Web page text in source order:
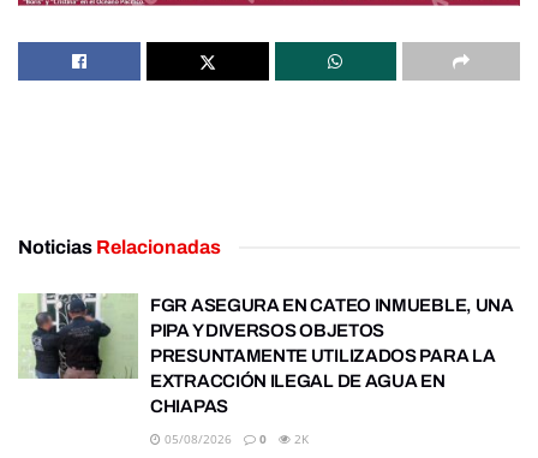
Noticias Relacionadas
FGR ASEGURA EN CATEO INMUEBLE, UNA
PIPA Y DIVERSOS OBJETOS
PRESUNTAMENTE UTILIZADOS PARA LA
EXTRACCIÓN ILEGAL DE AGUA EN
CHIAPAS
05/08/2026 0 2K